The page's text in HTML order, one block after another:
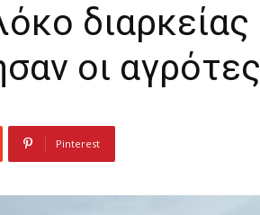
διαρκείας
οι αγρότες
Pinterest